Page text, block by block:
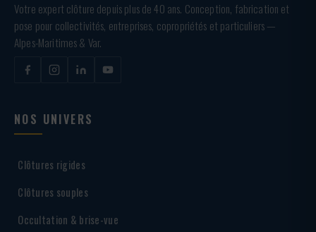
Votre expert clôture depuis plus de 40 ans. Conception, fabrication et
pose pour collectivités, entreprises, copropriétés et particuliers —
Alpes-Maritimes & Var.
NOS UNIVERS
Clôtures rigides
Clôtures souples
Occultation & brise-vue